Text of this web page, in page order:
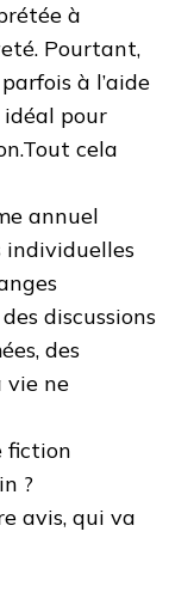
à
Pourtant,
à l’aide
idéal pour
cela
annuel
individuelles
discussions
des
vie ne
fiction
?
avis, qui va